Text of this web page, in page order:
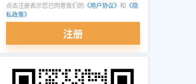
点击注册表示您已同意我们的 《用户协议》 和 《隐
私政策》
注册